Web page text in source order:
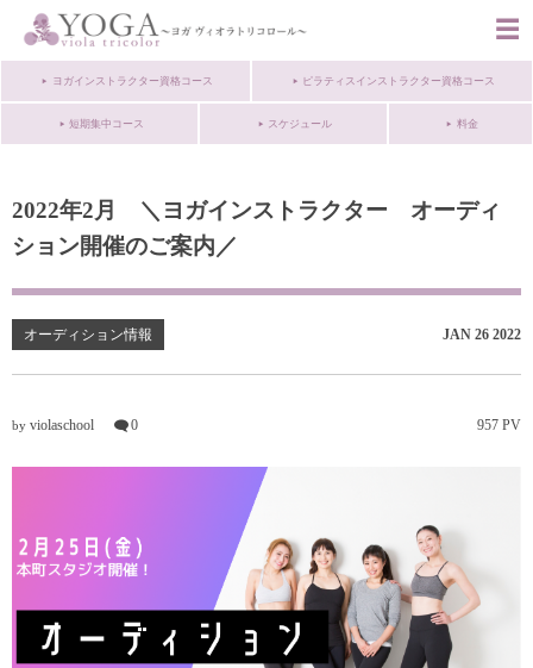
ヨガインストラクター資格コース ピラティスインストラクター資格コース
短期集中コース スケジュール 料金
2022年2月 ＼ヨガインストラクター オーディ
ション開催のご案内／
オーディション情報 JAN 26 2022
by violaschool 0 957 PV